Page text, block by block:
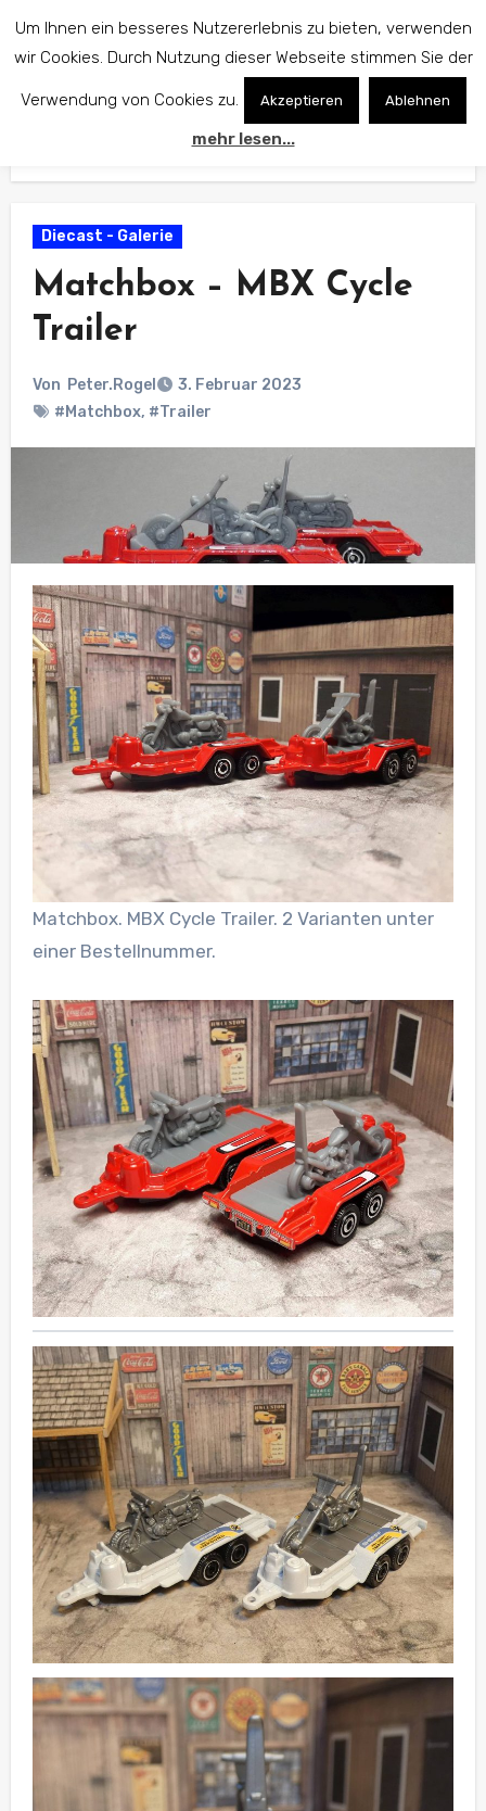
Diecast - Galerie
Matchbox – MBX Cycle
Trailer
Von Peter.Rogel
3. Februar 2023
#Matchbox, #Trailer
Matchbox. MBX Cycle Trailer. 2 Varianten unter
einer Bestellnummer.
Um Ihnen ein besseres Nutzererlebnis zu bieten, verwenden
wir Cookies. Durch Nutzung dieser Webseite stimmen Sie der
Verwendung von Cookies zu. Akzeptieren Ablehnen
mehr lesen...